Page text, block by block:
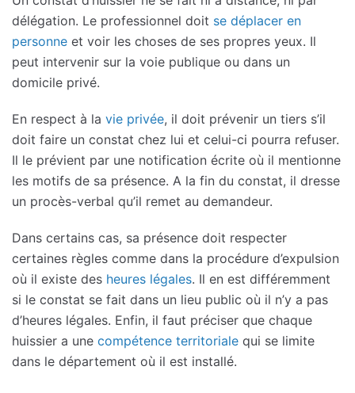
délégation. Le professionnel doit se déplacer en
personne et voir les choses de ses propres yeux. Il
peut intervenir sur la voie publique ou dans un
domicile privé.
En respect à la vie privée, il doit prévenir un tiers s’il
doit faire un constat chez lui et celui-ci pourra refuser.
Il le prévient par une notification écrite où il mentionne
les motifs de sa présence. A la fin du constat, il dresse
un procès-verbal qu’il remet au demandeur.
Dans certains cas, sa présence doit respecter
certaines règles comme dans la procédure d’expulsion
où il existe des heures légales. Il en est différemment
si le constat se fait dans un lieu public où il n’y a pas
d’heures légales. Enfin, il faut préciser que chaque
huissier a une compétence territoriale qui se limite
dans le département où il est installé.